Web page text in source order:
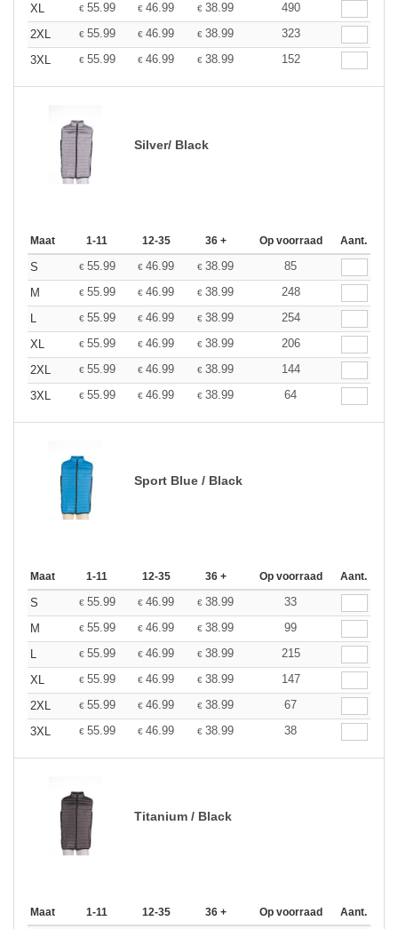
XL
€ 55.99 € 46.99 € 38.99
490
2XL
€ 55.99 € 46.99 € 38.99
323
3XL
€ 55.99 € 46.99 € 38.99 152
Silver/ Black
Maat 1-11 12-35 36 + Op voorraad Aant.
S € 55.99 € 46.99 € 38.99
85
M
€ 55.99 € 46.99 € 38.99
248
L
€ 55.99 € 46.99 € 38.99
254
XL
€ 55.99 € 46.99 € 38.99
206
2XL
€ 55.99 € 46.99 € 38.99
144
3XL
€ 55.99 € 46.99 € 38.99 64
Sport Blue / Black
Maat 1-11 12-35 36 + Op voorraad Aant.
S € 55.99 € 46.99 € 38.99
33
M
€ 55.99 € 46.99 € 38.99
99
L
€ 55.99 € 46.99 € 38.99
215
XL
€ 55.99 € 46.99 € 38.99
147
2XL
€ 55.99 € 46.99 € 38.99
67
3XL
€ 55.99 € 46.99 € 38.99 38
Titanium / Black
Maat 1-11 12-35 36 + Op voorraad Aant.